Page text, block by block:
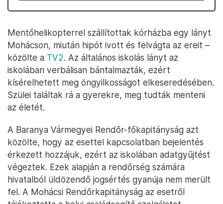
Mentőhelikopterrel szállítottak kórházba egy lányt
Mohácson, miután hipót ivott és felvágta az ereit –
közölte a TV2. Az általános iskolás lányt az
iskolában verbálisan bántalmazták, ezért
kísérelhetett meg öngyilkosságot elkeseredésében.
Szülei találtak rá a gyerekre, meg tudták menteni
az életét.
A Baranya Vármegyei Rendőr-főkapitányság azt
közölte, hogy az esettel kapcsolatban bejelentés
érkezett hozzájuk, ezért az iskolában adatgyűjtést
végeztek. Ezek alapján a rendőrség számára
hivatalból üldözendő jogsértés gyanúja nem merült
fel. A Mohácsi Rendőrkapitányság az esetről